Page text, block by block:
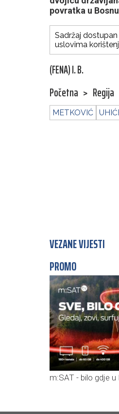
povratka u
Sadržaj dostupan
uslovima
(FENA) I. B.
Početna > Regija
METKOVIĆ
VEZANE VIJESTI
PROMO
m:SAT - bilo gdje u